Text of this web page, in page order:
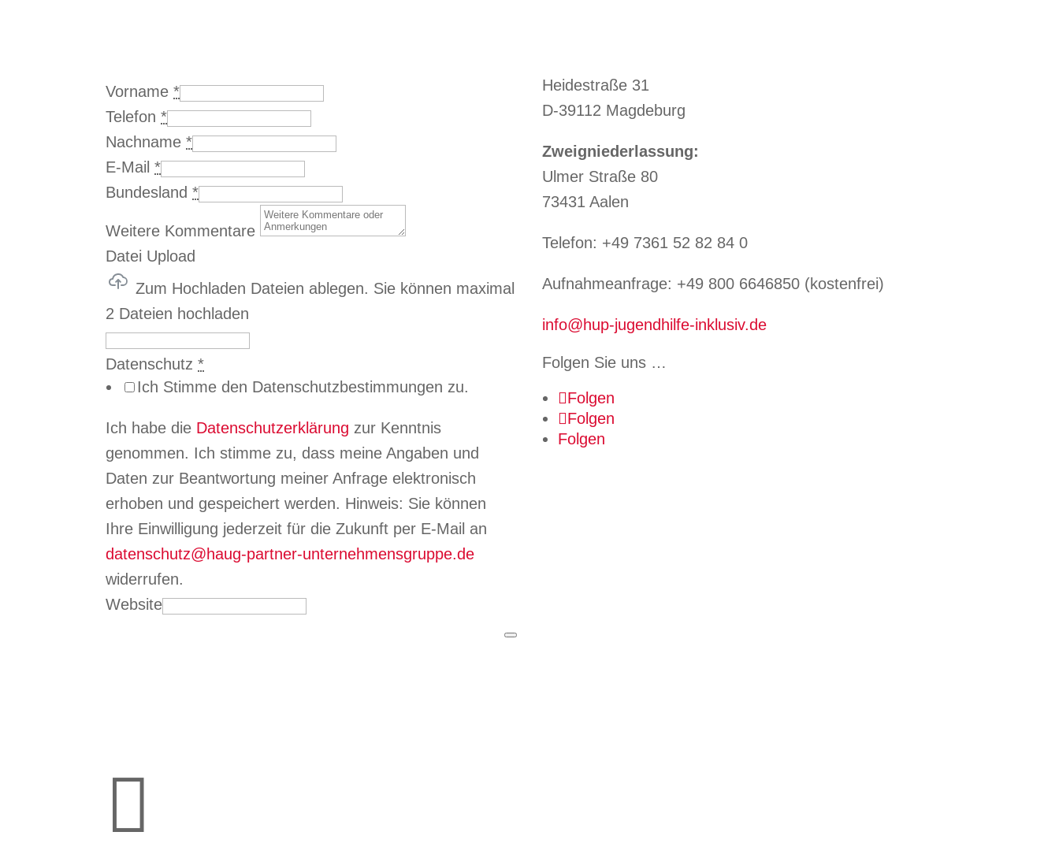
Vorname *
Telefon *
Nachname *
E-Mail *
Bundesland *
Weitere Kommentare
Datei Upload
Zum Hochladen Dateien ablegen. Sie können maximal
2 Dateien hochladen
Datenschutz *
Ich Stimme den Datenschutzbestimmungen zu.
Ich habe die Datenschutzerklärung zur Kenntnis
genommen. Ich stimme zu, dass meine Angaben und
Daten zur Beantwortung meiner Anfrage elektronisch
erhoben und gespeichert werden. Hinweis: Sie können
Ihre Einwilligung jederzeit für die Zukunft per E-Mail an
datenschutz@haug-partner-unternehmensgruppe.de
widerrufen.
Website
Heidestraße 31
D-39112 Magdeburg
Zweigniederlassung:
Ulmer Straße 80
73431 Aalen
Telefon: +49 7361 52 82 84 0
Aufnahmeanfrage: +49 800 6646850 (kostenfrei)
info@hup-jugendhilfe-inklusiv.de
Folgen Sie uns …
Folgen
Folgen
Folgen
